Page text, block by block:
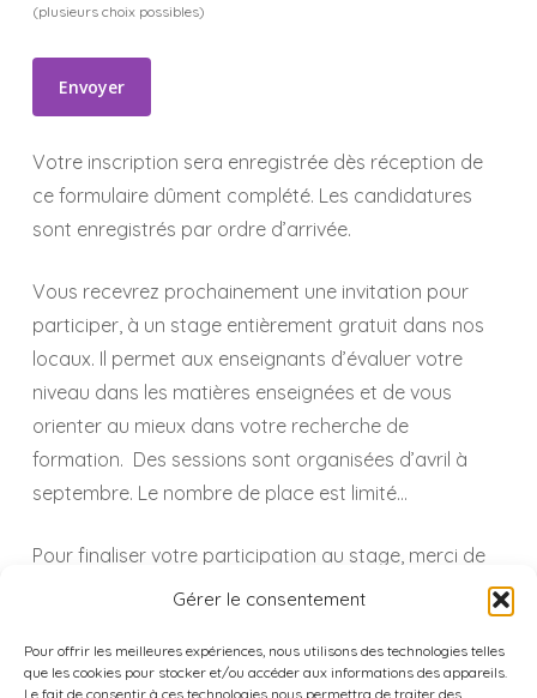
Gérer le consentement
Pour offrir les meilleures expériences, nous utilisons des technologies telles
que les cookies pour stocker et/ou accéder aux informations des appareils.
Le fait de consentir à ces technologies nous permettra de traiter des
(plusieurs choix possibles)
Votre inscription sera enregistrée dès réception de
ce formulaire dûment complété. Les candidatures
sont enregistrés par ordre d’arrivée.
Vous recevrez prochainement une invitation pour
participer, à un stage entièrement gratuit dans nos
locaux. Il permet aux enseignants d’évaluer votre
niveau dans les matières enseignées et de vous
orienter au mieux dans votre recherche de
formation. Des sessions sont organisées d’avril à
septembre. Le nombre de place est limité…
Pour finaliser votre participation au stage, merci de
transmettre un règlement de 30€ correspondant aux
A bientôt !